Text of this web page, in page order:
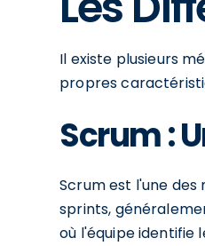
Il existe plusieurs
propres
Scrum :
Scrum est l'une
sprints,
où l'équipe identifie